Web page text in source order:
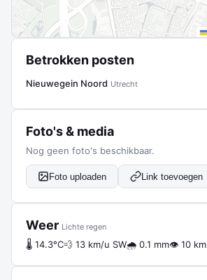
Betrokken posten
Nieuwegein Noord Utrecht
Foto's & media
Nog geen foto's beschikbaar.
Foto uploaden Link toevoegen
Weer Lichte regen
🌡 14.3°C💨 13 km/u SW🌧 0.1 mm👁 10 km